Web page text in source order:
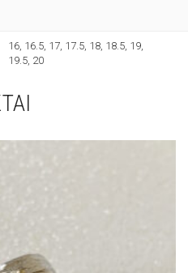
16, 16.5, 17, 17.5, 18, 18.5, 19,
19.5, 20